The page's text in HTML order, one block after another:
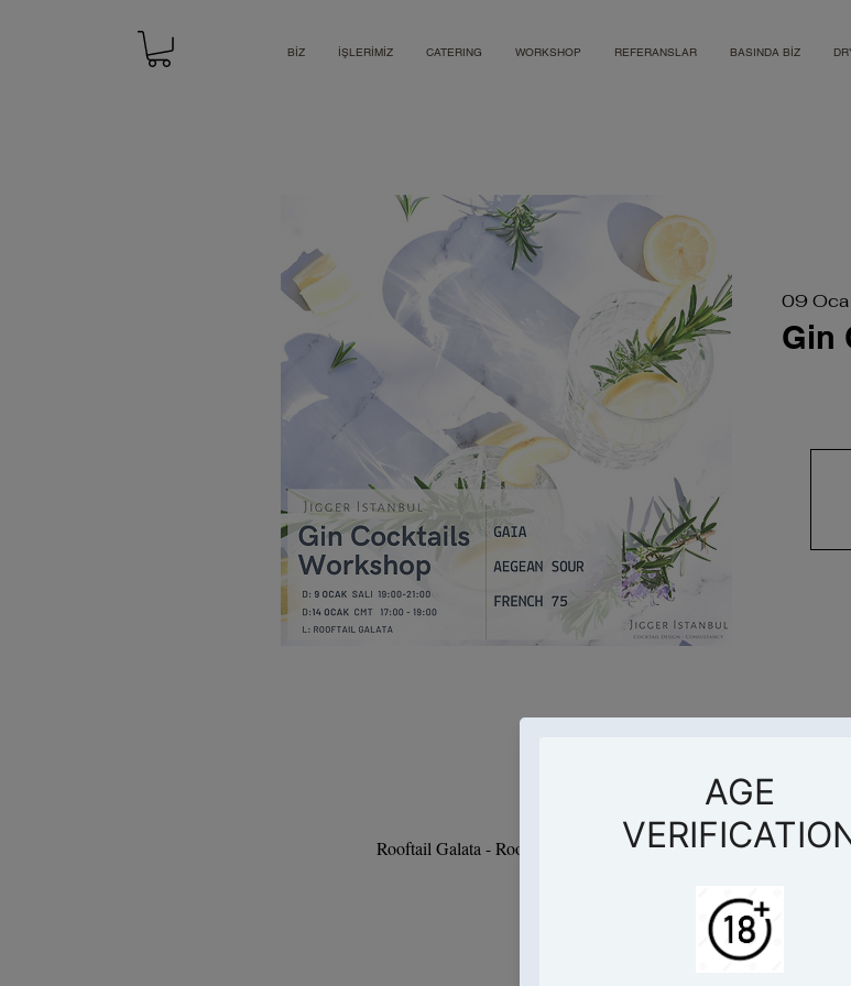
BİZ İŞLERİMİZ CATERING WORKSHOP REFERANSLAR BASINDA BİZ
09 Oca
Gin
Saat ve Yer
09 Oca 2024 19:00 – 21:00
Rooftail Galata - Root Hotel, Hacımimi, Necatibey Cd. No:95
Etkinlik hakkında